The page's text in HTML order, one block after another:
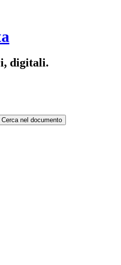
digitali.
Cerca nel documento